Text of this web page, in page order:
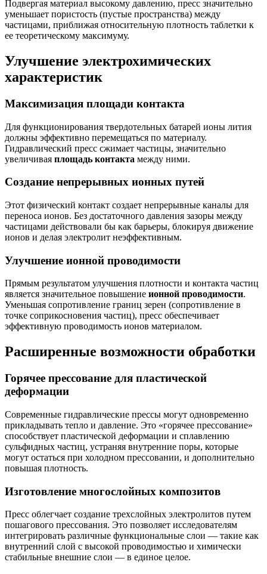
Подвергая материал высокому давлению, пресс значительно
уменьшает пористость (пустые пространства) между
частицами, приближая относительную плотность таблетки к
ее теоретическому максимуму.
Улучшение электрохимических
характеристик
Максимизация площади контакта
Для функционирования твердотельных батарей ионы лития
должны эффективно перемещаться по материалу.
Гидравлический пресс сжимает частицы, значительно
увеличивая площадь контакта между ними.
Создание непрерывных ионных путей
Этот физический контакт создает непрерывные каналы для
переноса ионов. Без достаточного давления зазоры между
частицами действовали бы как барьеры, блокируя движение
ионов и делая электролит неэффективным.
Улучшение ионной проводимости
Прямым результатом улучшения плотности и контакта частиц
является значительное повышение ионной проводимости.
Уменьшая сопротивление границ зерен (сопротивление в
точке соприкосновения частиц), пресс обеспечивает
эффективную проводимость ионов материалом.
Расширенные возможности обработки
Горячее прессование для пластической
деформации
Современные гидравлические прессы могут одновременно
прикладывать тепло и давление. Это «горячее прессование»
способствует пластической деформации и сплавлению
сульфидных частиц, устраняя внутренние поры, которые
могут остаться при холодном прессовании, и дополнительно
повышая плотность.
Изготовление многослойных композитов
Пресс облегчает создание трехслойных электролитов путем
пошагового прессования. Это позволяет исследователям
интегрировать различные функциональные слои — такие как
внутренний слой с высокой проводимостью и химически
стабильные внешние слои — в единое целое.